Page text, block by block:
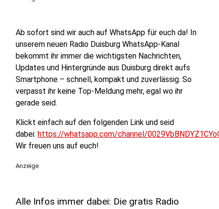
Ab sofort sind wir auch auf WhatsApp für euch da! In
unserem neuen Radio Duisburg WhatsApp-Kanal
bekommt ihr immer die wichtigsten Nachrichten,
Updates und Hintergründe aus Duisburg direkt aufs
Smartphone – schnell, kompakt und zuverlässig. So
verpasst ihr keine Top-Meldung mehr, egal wo ihr
gerade seid.
Klickt einfach auf den folgenden Link und seid
dabei: https://whatsapp.com/channel/
Wir freuen uns auf euch!
Anzeige
Alle Infos immer dabei: Die gratis Radio